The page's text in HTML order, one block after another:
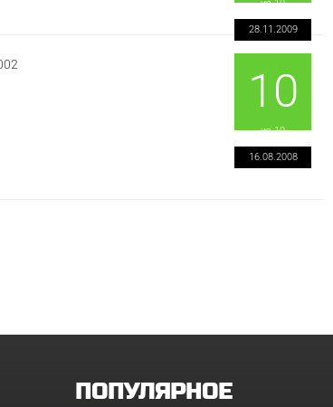
из 10
28.11.2009
10
из 10
16.08.2008
ПОПУЛЯРНОЕ